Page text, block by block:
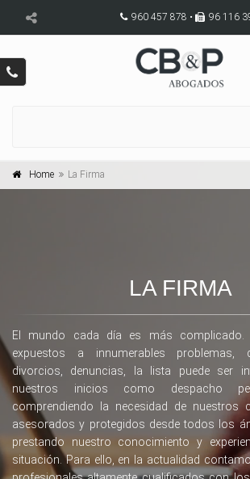
960 457 878 • 96 116
Home La Firma
LA FIRMA
El mundo cada día es más complicado.
expuestos a innumerables problemas,
divorcios, denuncias, la lista puede ser
nuestros inicios como despacho
comprendiendo la necesidad de nuestros
asesorados y protegidos desde todos los
prestando nuestro conocimiento y
situación. Para ello, en la actualidad